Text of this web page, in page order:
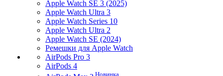
Apple Watch SE 3 (2025)
Apple Watch Ultra 3
Apple Watch Series 10
Apple Watch Ultra 2
Apple Watch SE (2024)
Ремешки для Apple Watch
AirPods Pro 3
AirPods 4
Новинка